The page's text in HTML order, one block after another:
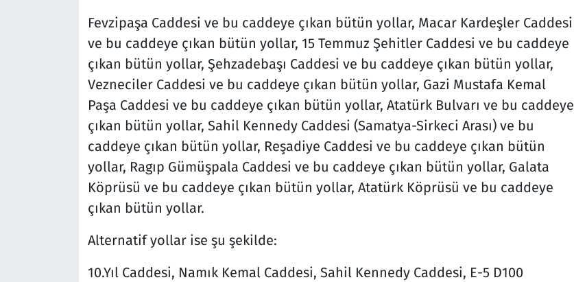
Fevzipaşa Caddesi ve bu caddeye çıkan bütün yollar, Macar Kardeşler Caddesi
ve bu caddeye çıkan bütün yollar, 15 Temmuz Şehitler Caddesi ve bu caddeye
çıkan bütün yollar, Şehzadebaşı Caddesi ve bu caddeye çıkan bütün yollar,
Vezneciler Caddesi ve bu caddeye çıkan bütün yollar, Gazi Mustafa Kemal
Paşa Caddesi ve bu caddeye çıkan bütün yollar, Atatürk Bulvarı ve bu caddeye
çıkan bütün yollar, Sahil Kennedy Caddesi (Samatya-Sirkeci Arası) ve bu
caddeye çıkan bütün yollar, Reşadiye Caddesi ve bu caddeye çıkan bütün
yollar, Ragıp Gümüşpala Caddesi ve bu caddeye çıkan bütün yollar, Galata
Köprüsü ve bu caddeye çıkan bütün yollar, Atatürk Köprüsü ve bu caddeye
çıkan bütün yollar.
Alternatif yollar ise şu şekilde:
10.Yıl Caddesi, Namık Kemal Caddesi, Sahil Kennedy Caddesi, E-5 D100